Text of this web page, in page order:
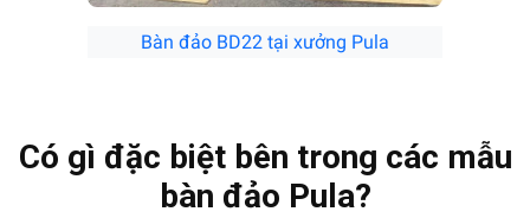
Bàn đảo BD22 tại xưởng Pula
Có gì đặc biệt bên trong các mẫu
bàn đảo Pula?